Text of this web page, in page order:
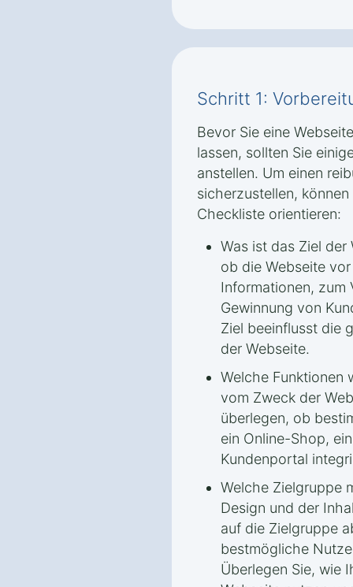
Schritt 1:
Bevor Sie eine
lassen, sollten Sie
anstellen. Um einen
sicherzustellen,
Checkliste orientieren:
Was ist das Ziel der
ob die Webseite
Informationen, zum
Gewinnung von
Ziel beeinflusst die
der Webseite.
Welche Funktionen
vom Zweck der
überlegen, ob
ein Online-Shop,
Kundenportal
Welche Zielgruppe
Design und der
auf die Zielgruppe
bestmögliche
Überlegen Sie, wie